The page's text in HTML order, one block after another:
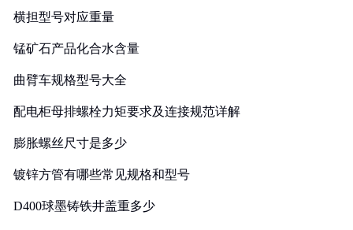
横担型号对应重量
锰矿石产品化合水含量
曲臂车规格型号大全
配电柜母排螺栓力矩要求及连接规范详解
膨胀螺丝尺寸是多少
镀锌方管有哪些常见规格和型号
D400球墨铸铁井盖重多少